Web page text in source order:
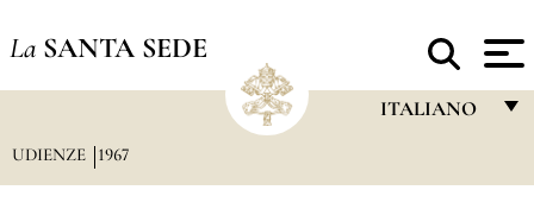
La SANTA SEDE
ITALIANO
UDIENZE 1967